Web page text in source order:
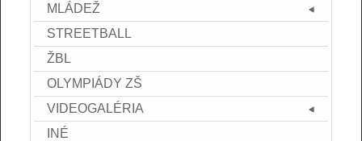
MLÁDEŽ
STREETBALL
ŽBL
OLYMPIÁDY ZŠ
VIDEOGALÉRIA
INÉ